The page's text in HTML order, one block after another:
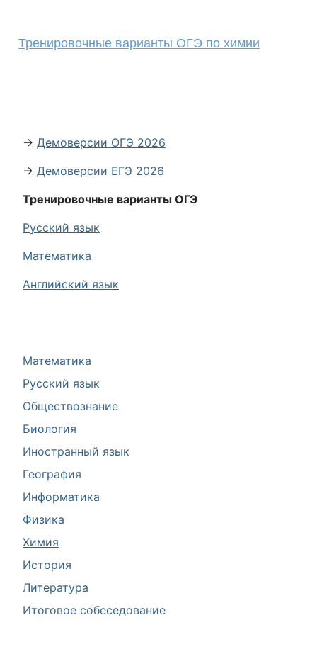
Математика
Русский язык
Обществознание
Биология
Иностранный язык
География
Информатика
Физика
Химия
История
Литература
Итоговое собеседование
Тренировочные варианты ОГЭ по химии
→ Демоверсии ОГЭ 2026
→ Демоверсии ЕГЭ 2026
Тренировочные варианты ОГЭ
Русский язык
Математика
Английский язык